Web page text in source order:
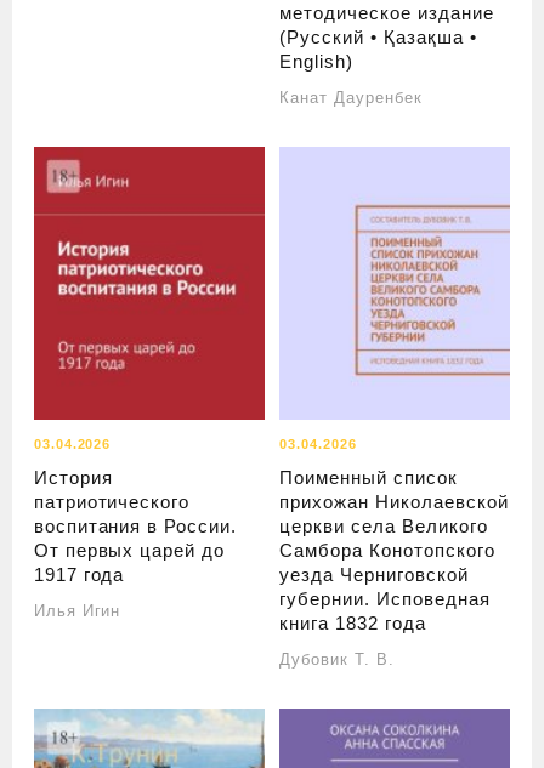
методическое издание
(Русский • Қазақша •
English)
Канат Дауренбек
03.04.2026
История
патриотического
воспитания в России.
От первых царей до
1917 года
Илья Игин
03.04.2026
Поименный список
прихожан Николаевской
церкви села Великого
Самбора Конотопского
уезда Черниговской
губернии. Исповедная
книга 1832 года
Дубовик Т. В.